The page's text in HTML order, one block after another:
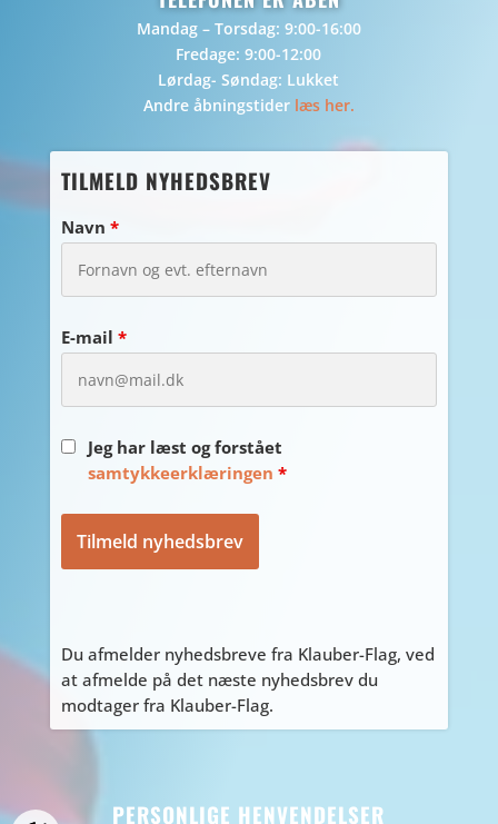
Mandag – Torsdag: 9:00-16:00
Fredage: 9:00-12:00
Lørdag- Søndag: Lukket
Andre åbningstider læs her.
TILMELD NYHEDSBREV
Navn *
E-mail *
Jeg har læst og forstået
samtykkeerklæringen *
Du afmelder nyhedsbreve fra Klauber-Flag, ved
at afmelde på det næste nyhedsbrev du
modtager fra Klauber-Flag.
PERSONLIGE HENVENDELSER